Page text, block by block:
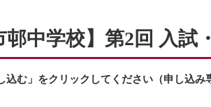
邨中学校】第2回 入試
む」をクリックしてください（申し込み